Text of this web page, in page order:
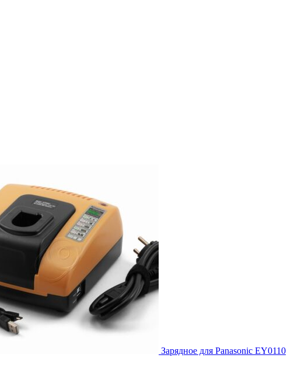
Зарядное для Panasonic EY0110